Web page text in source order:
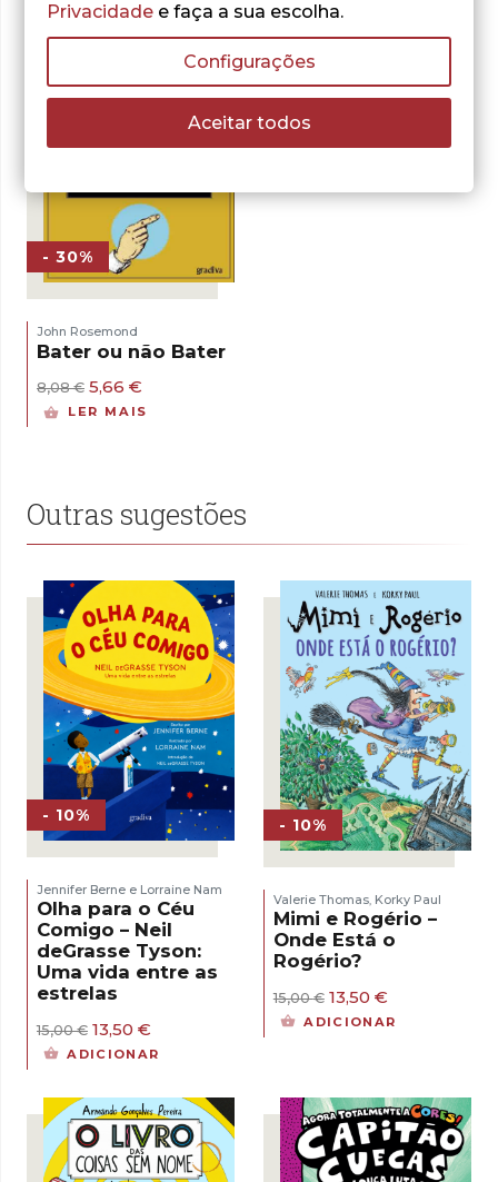
- 30%
John Rosemond
Bater ou não Bater
8,08€ O
preço
5,66 €
preço
LER MAIS
Outras sugestões
- 10%
Jennifer Berne e Lorraine Nam
Olha para o Céu
Comigo – Neil
deGrasse Tyson:
Uma vida entre as
estrelas
15,00€ O
preço
original
15,00 €.
13,50 €
preço
atual
13,50 €.
ADICIONAR
- 10%
Valerie Thomas, Korky Paul
Mimi e Rogério –
Onde Está o
Rogério?
15,00€ O
preço
original
13,50 €O
preço
atual
ADICIONAR
Privacidade e faça a sua escolha.
Configurações
Aceitar todos